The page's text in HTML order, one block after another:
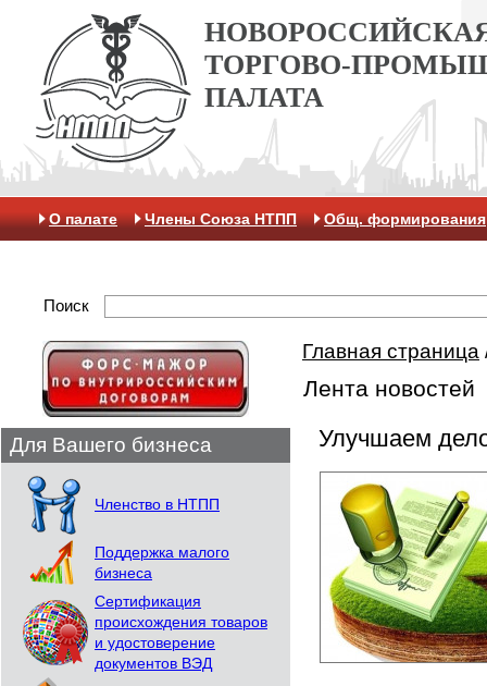
ТОРГОВО-
ПАЛАТА
О палате Члены Союза НТПП Общ. формирования
Поиск
Для Вашего бизнеса
Членство в НТПП
Поддержка малого
бизнеса
Сертификация
происхождения товаров
и удостоверение
документов ВЭД
Главная страница
Лента новостей
Улучшаем